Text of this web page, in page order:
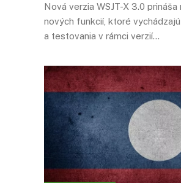
Nová verzia WSJT-X 3.0
nových funkcií, ktoré
a testovania v rámci verzií…